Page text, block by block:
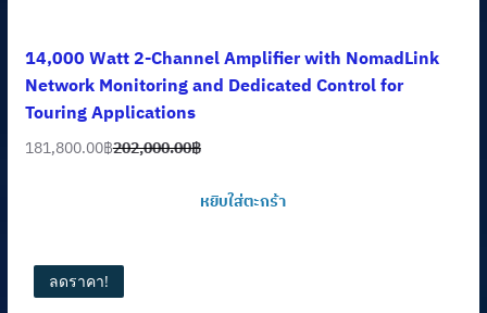
14,000 Watt 2-Channel Amplifier with NomadLink
Network Monitoring and Dedicated Control for
Touring Applications
202,000.00฿
Original
181,800.00฿
Current
หยิบใส่ตะกร้า
ลดราคา!